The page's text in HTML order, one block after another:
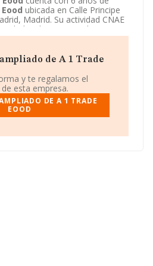
ubicada en Calle Principe
Madrid. Su actividad CNAE
de servicios de
al por menor no
extranjeras.de A 1 Trade
y te regalamos el
esta empresa.
DE A 1 TRADE
EOOD